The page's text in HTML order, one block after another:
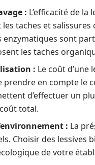
: L’efficacité de
taches et
sont
les taches
: Le coût d’une
en compte le
d’effectuer un
total.
: La
Choisir des lessives
de votre